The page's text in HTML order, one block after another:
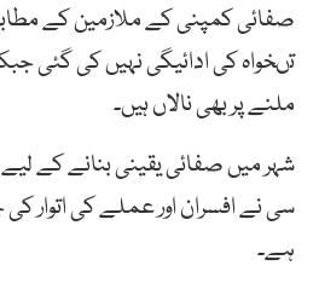
صفائی کمپنی کے ملازمین کے
تںخواہ کی ادائیگی نہیں کی گئی
ملنے پر بھی نالاں ہیں۔
شہر میں صفائی یقینی بنانے کے لیے
سی نے افسران اور عملے کی اتوار
ہے۔